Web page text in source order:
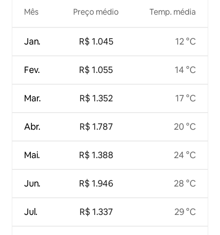
Mês
Jan.
Fev.
Mar.
Abr.
Mai.
Jun.
Jul.
Preço médio
R$ 1.045
R$ 1.055
R$ 1.352
R$ 1.787
R$ 1.388
R$ 1.946
R$ 1.337
Temp. média
12 °C
14 °C
17 °C
20 °C
24 °C
28 °C
29 °C